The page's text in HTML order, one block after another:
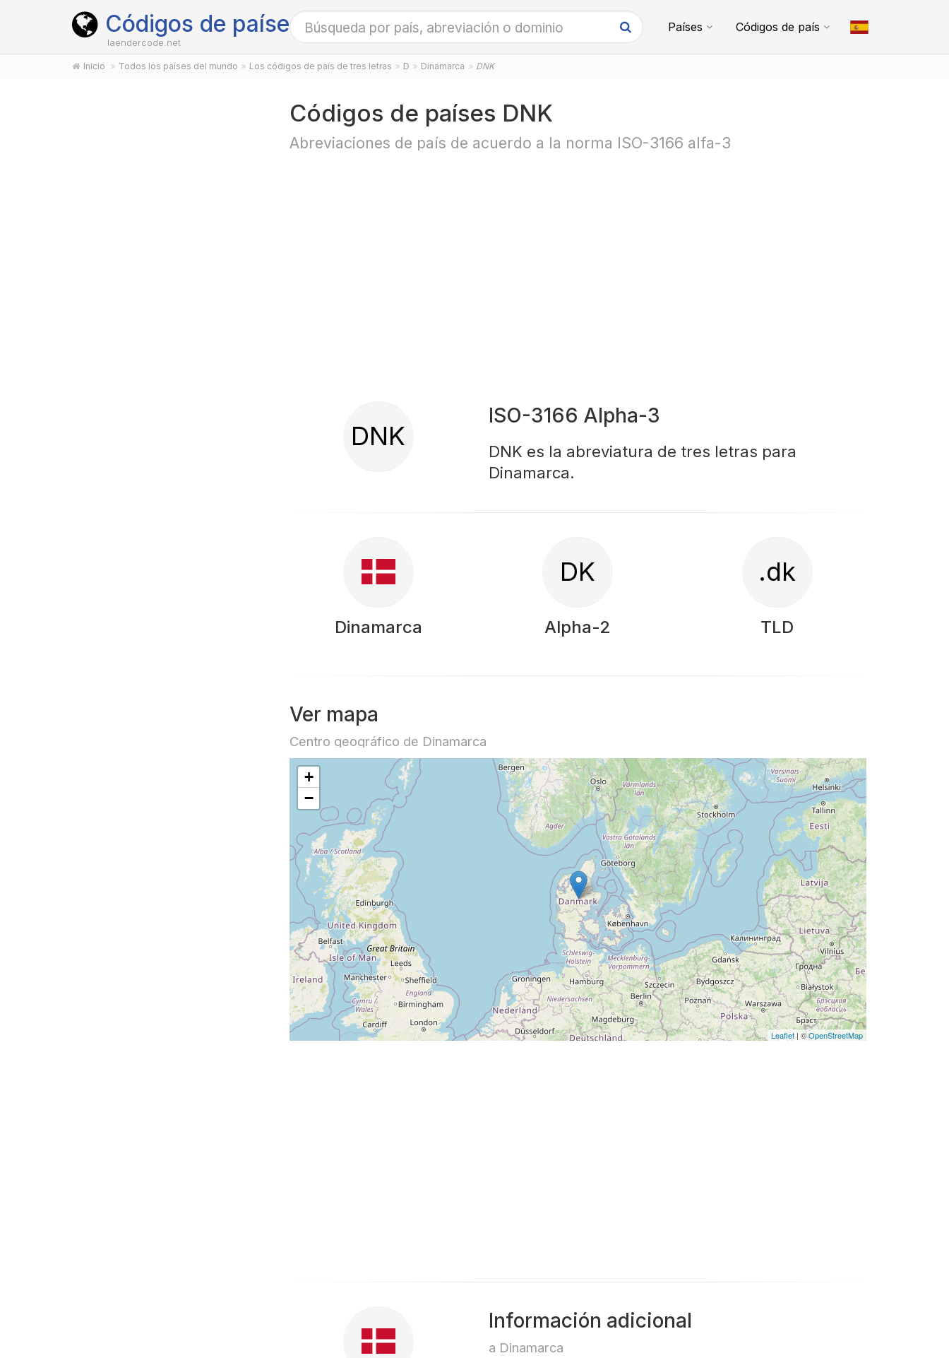
Códigos de países
laendercode.net
Países Códigos de país
Inicio Todos los países del mundo Los códigos de país de tres letras D Dinamarca DNK
Códigos de países DNK
Abreviaciones de país de acuerdo a la norma ISO-3166 alfa-3
DNK
ISO-3166 Alpha-3
DNK es la abreviatura de tres letras para
Dinamarca.
Dinamarca
DK
Alpha-2
.dk
TLD
Ver mapa
Centro geográfico de Dinamarca
+
−
Leaflet | ©OpenStreetMap
Información adicional
a Dinamarca